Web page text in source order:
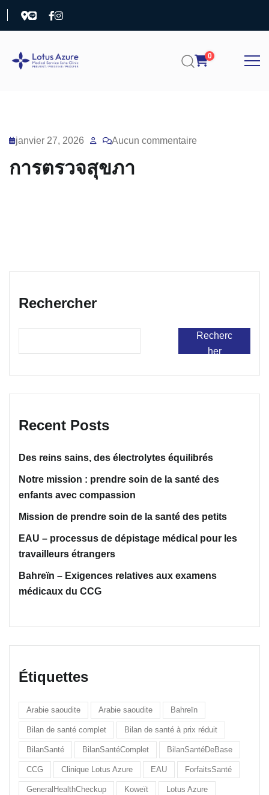
0
janvier 27, 2026 Aucun commentaire
การตรวจสุขภา
Rechercher
Recherc
her
Recent Posts
Des reins sains, des électrolytes équilibrés
Notre mission : prendre soin de la santé des
enfants avec compassion
Mission de prendre soin de la santé des petits
EAU – processus de dépistage médical pour les
travailleurs étrangers
Bahreïn – Exigences relatives aux examens
médicaux du CCG
Étiquettes
Arabie saoudite Arabie saoudite Bahreïn
Bilan de santé complet Bilan de santé à prix réduit
BilanSanté BilanSantéComplet BilanSantéDeBase
CCG Clinique Lotus Azure EAU ForfaitsSanté
GeneralHealthCheckup Koweït Lotus Azure